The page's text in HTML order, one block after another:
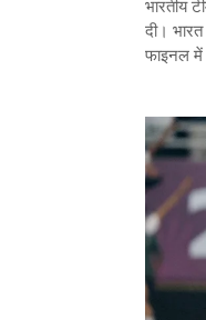
भारतीय
दी।
फाइनल में